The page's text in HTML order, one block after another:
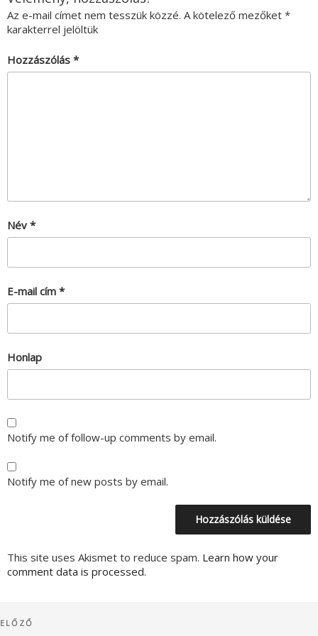
Az e-mail címet nem tesszük közzé. A kötelező mezőket *
karakterrel jelöltük
Hozzászólás *
Név *
E-mail cím *
Honlap
Notify me of follow-up comments by email.
Notify me of new posts by email.
This site uses Akismet to reduce spam. Learn how your
comment data is processed.
navigáció
Korábbi
ELŐZŐ